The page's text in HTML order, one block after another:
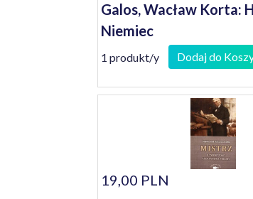
Galos, Wacław Korta:
Niemiec
1 produkt/y Dodaj do
19,00 PLN